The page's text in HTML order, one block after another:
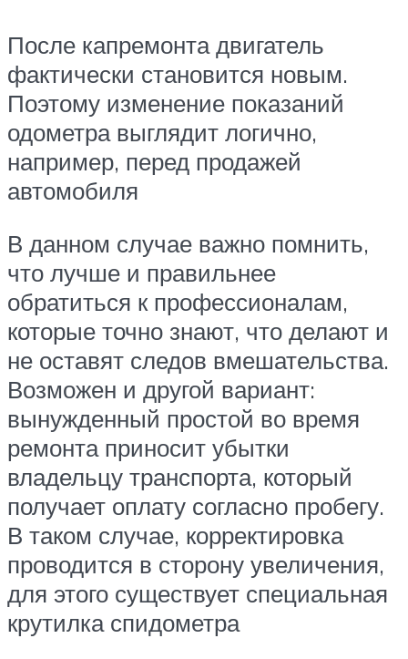
После капремонта двигатель
фактически становится новым.
Поэтому изменение показаний
одометра выглядит логично,
например, перед продажей
автомобиля
В данном случае важно помнить,
что лучше и правильнее
обратиться к профессионалам,
которые точно знают, что делают и
не оставят следов вмешательства.
Возможен и другой вариант:
вынужденный простой во время
ремонта приносит убытки
владельцу транспорта, который
получает оплату согласно пробегу.
В таком случае, корректировка
проводится в сторону увеличения,
для этого существует специальная
крутилка спидометра